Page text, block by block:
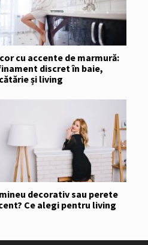
cu accente de marmură:
discret în baie,
și living
decorativ sau perete
Ce alegi pentru living